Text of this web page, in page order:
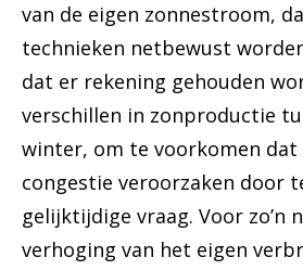
van de eigen zonnestroom,
technieken netbewust
dat er rekening gehouden
verschillen in zonproductie
winter, om te voorkomen dat
congestie veroorzaken door
gelijktijdige vraag. Voor zo’n
verhoging van het eigen